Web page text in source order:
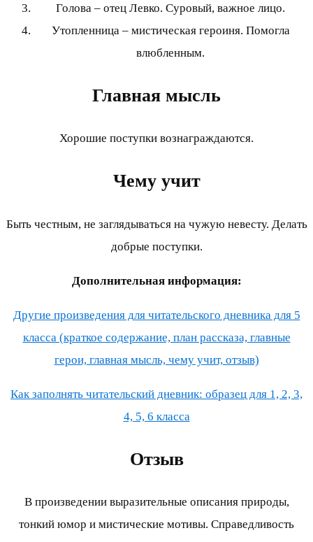
Голова – отец Левко. Суровый, важное лицо.
Утопленница – мистическая героиня. Помогла
влюбленным.
Главная мысль
Хорошие поступки вознаграждаются.
Чему учит
Быть честным, не заглядываться на чужую невесту. Делать
добрые поступки.
Дополнительная информация:
Другие произведения для читательского дневника для 5
класса (краткое содержание, план рассказа, главные
герои, главная мысль, чему учит, отзыв)
Как заполнять читательский дневник: образец для 1, 2, 3,
4, 5, 6 класса
Отзыв
В произведении выразительные описания природы,
тонкий юмор и мистические мотивы. Справедливость